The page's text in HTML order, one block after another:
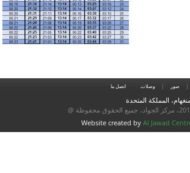
صور وصلات اتصل بنا
Website created by Al Jawad